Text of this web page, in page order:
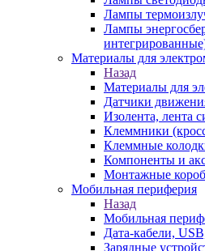
Лампы
Лампы
Материалы для
Назад
Материалы для
Датчики
Изолента, лента
Клеммники
Клеммные
Компоненты и
Монтажные
Мобильная периферия
Назад
Мобильная
Дата-кабели,
Зарядные